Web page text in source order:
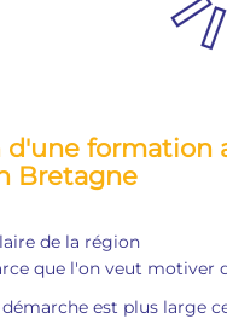
formation
Bretagne
de la région
que l'on veut
est plus